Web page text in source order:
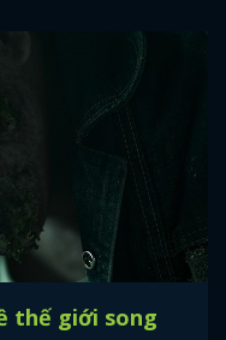
thế giới song